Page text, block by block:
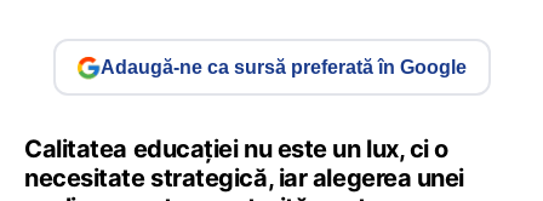
Adaugă-ne ca sursă preferată în Google
Calitatea educației nu este un lux, ci o
necesitate strategică, iar alegerea unei